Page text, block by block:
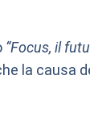
“Focus, il
la causa